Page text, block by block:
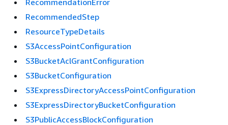
RecommendationError
RecommendedStep
ResourceTypeDetails
S3AccessPointConfiguration
S3BucketAclGrantConfiguration
S3BucketConfiguration
S3ExpressDirectoryAccessPointConfiguration
S3ExpressDirectoryBucketConfiguration
S3PublicAccessBlockConfiguration